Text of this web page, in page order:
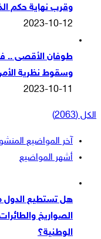
وقرب نهاية حكم
2023-10-12
طوفان الأقصى ..
وسقوط نظرية
2023-10-11
الكل (2063)
آخر المواضيع
أشهر المواضيع
هل تستطيع الدول
الصواريخ
الوطنية؟